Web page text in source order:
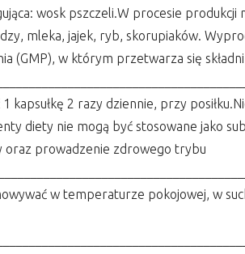
wosk pszczeli.W procesie
mleka, jajek, ryb, skorupiaków.
(GMP), w którym przetwarza się
kapsułkę 2 razy dziennie, przy
diety nie mogą być stosowane jako
oraz prowadzenie zdrowego trybu
w temperaturze pokojowej, w